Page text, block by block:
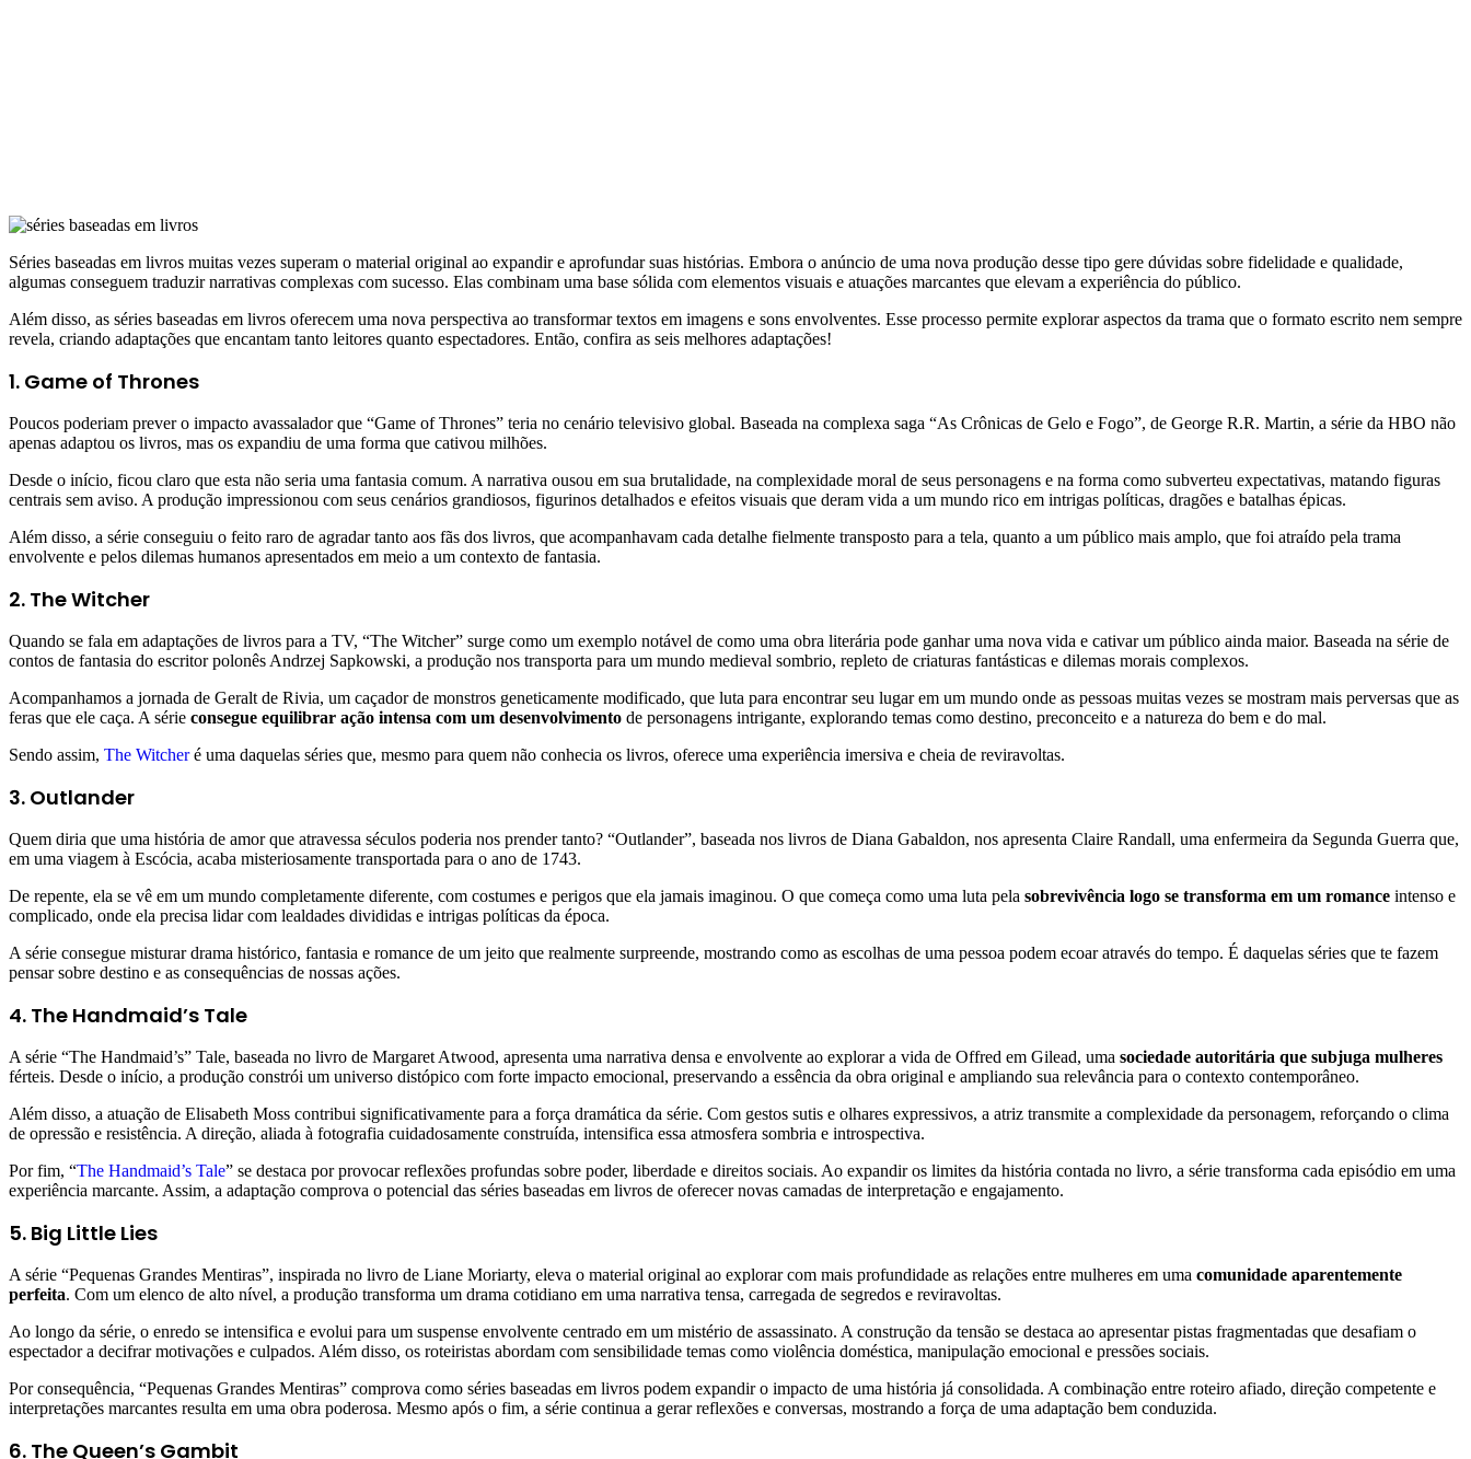
Séries baseadas em livros muitas vezes superam o material original ao expandir e aprofundar suas histórias. Embora o anúncio de uma nova produção desse tipo gere dúvidas sobre fidelidade e qualidade,
algumas conseguem traduzir narrativas complexas com sucesso. Elas combinam uma base sólida com elementos visuais e atuações marcantes que elevam a experiência do público.
Além disso, as séries baseadas em livros oferecem uma nova perspectiva ao transformar textos em imagens e sons envolventes. Esse processo permite explorar aspectos da trama que o formato escrito nem sempre
revela, criando adaptações que encantam tanto leitores quanto espectadores. Então, confira as seis melhores adaptações!
1. Game of Thrones
Poucos poderiam prever o impacto avassalador que “Game of Thrones” teria no cenário televisivo global. Baseada na complexa saga “As Crônicas de Gelo e Fogo”, de George R.R. Martin, a série da HBO não
apenas adaptou os livros, mas os expandiu de uma forma que cativou milhões.
Desde o início, ficou claro que esta não seria uma fantasia comum. A narrativa ousou em sua brutalidade, na complexidade moral de seus personagens e na forma como subverteu expectativas, matando figuras
centrais sem aviso. A produção impressionou com seus cenários grandiosos, figurinos detalhados e efeitos visuais que deram vida a um mundo rico em intrigas políticas, dragões e batalhas épicas.
Além disso, a série conseguiu o feito raro de agradar tanto aos fãs dos livros, que acompanhavam cada detalhe fielmente transposto para a tela, quanto a um público mais amplo, que foi atraído pela trama
envolvente e pelos dilemas humanos apresentados em meio a um contexto de fantasia.
2. The Witcher
Quando se fala em adaptações de livros para a TV, “The Witcher” surge como um exemplo notável de como uma obra literária pode ganhar uma nova vida e cativar um público ainda maior. Baseada na série de
contos de fantasia do escritor polonês Andrzej Sapkowski, a produção nos transporta para um mundo medieval sombrio, repleto de criaturas fantásticas e dilemas morais complexos.
Acompanhamos a jornada de Geralt de Rivia, um caçador de monstros geneticamente modificado, que luta para encontrar seu lugar em um mundo onde as pessoas muitas vezes se mostram mais perversas que as
feras que ele caça. A série consegue equilibrar ação intensa com um desenvolvimento de personagens intrigante, explorando temas como destino, preconceito e a natureza do bem e do mal.
Sendo assim, The Witcheré uma daquelas séries que, mesmo para quem não conhecia os livros, oferece uma experiência imersiva e cheia de reviravoltas.
3. Outlander
Quem diria que uma história de amor que atravessa séculos poderia nos prender tanto? “Outlander”, baseada nos livros de Diana Gabaldon, nos apresenta Claire Randall, uma enfermeira da Segunda Guerra que,
em uma viagem à Escócia, acaba misteriosamente transportada para o ano de 1743.
De repente, ela se vê em um mundo completamente diferente, com costumes e perigos que ela jamais imaginou. O que começa como uma luta pela sobrevivência logo se transforma em um romance intenso e
complicado, onde ela precisa lidar com lealdades divididas e intrigas políticas da época.
A série consegue misturar drama histórico, fantasia e romance de um jeito que realmente surpreende, mostrando como as escolhas de uma pessoa podem ecoar através do tempo. É daquelas séries que te fazem
pensar sobre destino e as consequências de nossas ações.
4. The Handmaid’s Tale
A série “The Handmaid’s” Tale, baseada no livro de Margaret Atwood, apresenta uma narrativa densa e envolvente ao explorar a vida de Offred em Gilead, uma sociedade autoritária que subjuga mulheres
férteis. Desde o início, a produção constrói um universo distópico com forte impacto emocional, preservando a essência da obra original e ampliando sua relevância para o contexto contemporâneo.
Além disso, a atuação de Elisabeth Moss contribui significativamente para a força dramática da série. Com gestos sutis e olhares expressivos, a atriz transmite a complexidade da personagem, reforçando o clima
de opressão e resistência. A direção, aliada à fotografia cuidadosamente construída, intensifica essa atmosfera sombria e introspectiva.
Por fim, “The Handmaid’s Tale” se destaca por provocar reflexões profundas sobre poder, liberdade e direitos sociais. Ao expandir os limites da história contada no livro, a série transforma cada episódio em uma
experiência marcante. Assim, a adaptação comprova o potencial das séries baseadas em livros de oferecer novas camadas de interpretação e engajamento.
5. Big Little Lies
A série “Pequenas Grandes Mentiras”, inspirada no livro de Liane Moriarty, eleva o material original ao explorar com mais profundidade as relações entre mulheres em uma comunidade aparentemente
perfeita. Com um elenco de alto nível, a produção transforma um drama cotidiano em uma narrativa tensa, carregada de segredos e reviravoltas.
Ao longo da série, o enredo se intensifica e evolui para um suspense envolvente centrado em um mistério de assassinato. A construção da tensão se destaca ao apresentar pistas fragmentadas que desafiam o
espectador a decifrar motivações e culpados. Além disso, os roteiristas abordam com sensibilidade temas como violência doméstica, manipulação emocional e pressões sociais.
Por consequência, “Pequenas Grandes Mentiras” comprova como séries baseadas em livros podem expandir o impacto de uma história já consolidada. A combinação entre roteiro afiado, direção competente e
interpretações marcantes resulta em uma obra poderosa. Mesmo após o fim, a série continua a gerar reflexões e conversas, mostrando a força de uma adaptação bem conduzida.
6. The Queen’s Gambit